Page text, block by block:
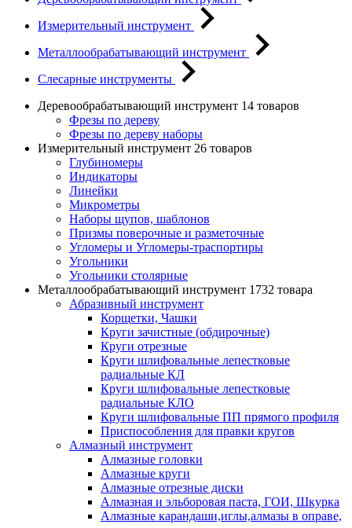
Измерительный инструмент
Металлообрабатывающий инструмент
Слесарные инструменты
Деревообрабатывающий инструмент 14 товаров
Фрезы по дереву
Фрезы по дереву наборы
Измерительный инструмент 26 товаров
Глубиномеры
Индикаторы
Линейки
Микрометры
Наборы щупов, шаблонов
Призмы поверочные и разметочные
Угломеры и Угломеры-траспортиры
Угольники
Угольники столярные
Металлообрабатывающий инструмент 1732 товара
Абразивный инструмент
Корщетки, Чашки
Круги зачистные (обдирочные)
Круги отрезные
Круги шлифовальные лепестковые
радиальные КЛ
Круги шлифовальные лепестковые
радиальные КЛО
Круги шлифовальные ПП прямого профиля
Приспособления для правки кругов
Алмазный инструмент
Алмазные головки
Алмазные круги
Алмазные отрезные диски
Алмазная и эльборовая паста, ГОИ, Шкурка
Алмазные карандаши,иглы,алмазы в оправе,